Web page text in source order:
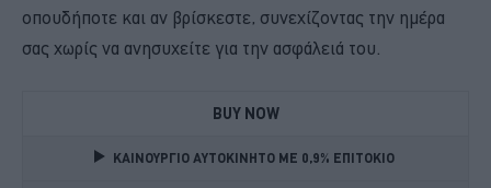
οπουδήποτε και αν βρίσκεστε, συνεχίζοντας την ημέρα
σας χωρίς να ανησυχείτε για την ασφάλειά του.
BUY NOW
ΚΑΙΝΟΥΡΓΙΟ ΑΥΤΟΚΙΝΗΤΟ ΜΕ 0,9% ΕΠΙΤΟΚΙΟ